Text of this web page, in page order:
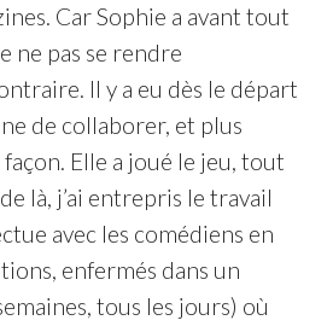
Car Sophie a avant tout
ne pas se rendre
Il y a eu dès le départ
de collaborer, et plus
Elle a joué le jeu, tout
là, j’ai entrepris le travail
avec les comédiens en
enfermés dans un
tous les jours) où